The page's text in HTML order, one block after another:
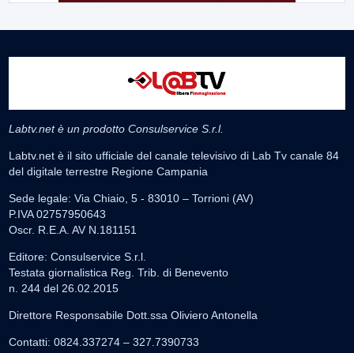
Labtv.net è un prodotto Consulservice S.r.l.
Labtv.net è il sito ufficiale del canale televisivo di Lab Tv canale 84
del digitale terrestre Regione Campania
Sede legale: Via Chiaio, 5 - 83010 – Torrioni (AV)
P.IVA 02757950643
Oscr. R.E.A. AV N.181151
Editore: Consulservice S.r.l.
Testata giornalistica Reg. Trib. di Benevento
n. 244 del 26.02.2015
Direttore Responsabile Dott.ssa Oliviero Antonella
Contatti: 0824.337274 – 327.7390733